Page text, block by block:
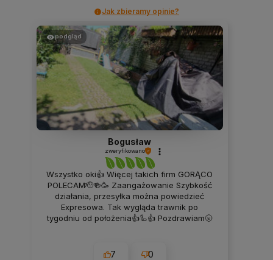
Jak zbieramy opinie?
podgląd
Bogusław
zweryfikowano
Wszystko oki👍 Więcej takich firm GORĄCO
POLECAM🫡🍻🥳 Zaangażowanie Szybkość
działania, przesyłka można powiedzieć
Expresowa. Tak wygląda trawnik po
tygodniu od położenia👍🦾👍 Pozdrawiam🌝
7 0